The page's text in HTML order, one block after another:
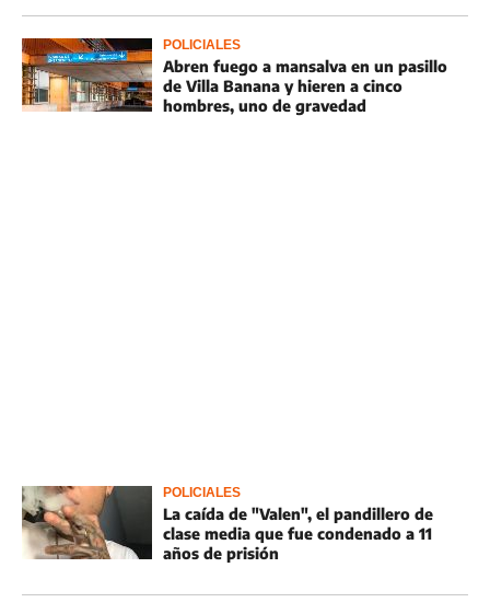
POLICIALES
Abren fuego a mansalva en un pasillo
de Villa Banana y hieren a cinco
hombres, uno de gravedad
POLICIALES
La caída de "Valen", el pandillero de
clase media que fue condenado a 11
años de prisión